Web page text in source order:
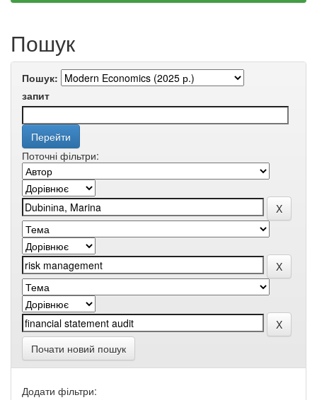
Пошук
Пошук:
запит
Поточні фільтри:
Почати новий пошук
Додати фільтри: